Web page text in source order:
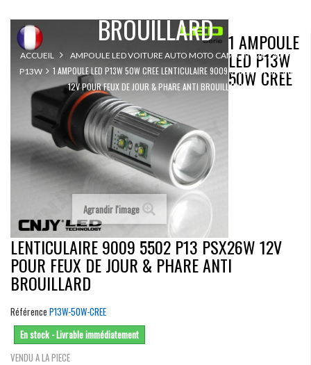
BROUILLARD
ACCUEIL
AMPOULE LED VOITURE AUTO MOTO CAMION 12V 24V
P13W
1 AMPOULE LED P13W 50W CREE LENTICULAIRE 9009 5502 P13 PSX26W
12V POUR FEUX DE JOUR & PHARE ANTI BROUILLARD
Agrandir l'image
1 AMPOULE
LED P13W
50W CREE
LENTICULAIRE 9009 5502 P13 PSX26W 12V
POUR FEUX DE JOUR & PHARE ANTI
BROUILLARD
Référence P13W-50W-CREE
En stock - Livrable immédiatement
VENDU A LA PIECE